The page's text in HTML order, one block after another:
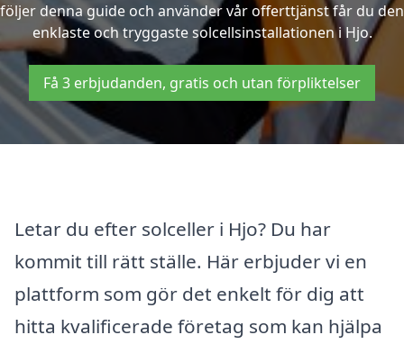
följer denna guide och använder vår offerttjänst får du den
enklaste och tryggaste solcellsinstallationen i Hjo.
Få 3 erbjudanden, gratis och utan förpliktelser
Letar du efter solceller i Hjo? Du har
kommit till rätt ställe. Här erbjuder vi en
plattform som gör det enkelt för dig att
hitta kvalificerade företag som kan hjälpa